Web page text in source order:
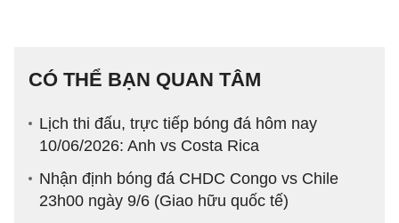
CÓ THỂ BẠN QUAN TÂM
Lịch thi đấu, trực tiếp bóng đá hôm nay
10/06/2026: Anh vs Costa Rica
Nhận định bóng đá CHDC Congo vs Chile
23h00 ngày 9/6 (Giao hữu quốc tế)